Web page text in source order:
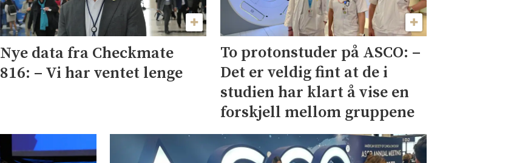
Nye data fra Checkmate
816: – Vi har ventet lenge
To protonstuder på ASCO: –
Det er veldig fint at de i
studien har klart å vise en
forskjell mellom gruppene